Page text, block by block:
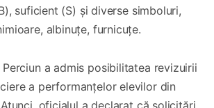
suficient (S) și diverse simboluri,
albinuțe, furnicuțe.
a admis posibilitatea revizuirii
a performanțelor elevilor din